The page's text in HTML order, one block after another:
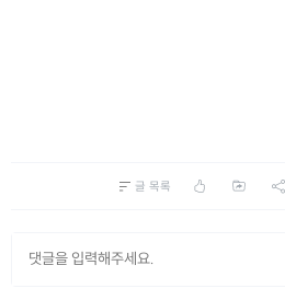
글 목록